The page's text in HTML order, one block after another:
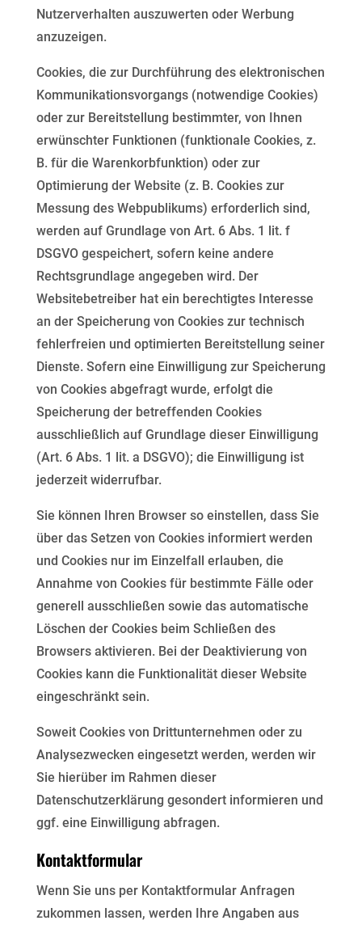
Nutzerverhalten auszuwerten oder Werbung
anzuzeigen.
Cookies, die zur Durchführung des elektronischen
Kommunikationsvorgangs (notwendige Cookies)
oder zur Bereitstellung bestimmter, von Ihnen
erwünschter Funktionen (funktionale Cookies, z.
B. für die Warenkorbfunktion) oder zur
Optimierung der Website (z. B. Cookies zur
Messung des Webpublikums) erforderlich sind,
werden auf Grundlage von Art. 6 Abs. 1 lit. f
DSGVO gespeichert, sofern keine andere
Rechtsgrundlage angegeben wird. Der
Websitebetreiber hat ein berechtigtes Interesse
an der Speicherung von Cookies zur technisch
fehlerfreien und optimierten Bereitstellung seiner
Dienste. Sofern eine Einwilligung zur Speicherung
von Cookies abgefragt wurde, erfolgt die
Speicherung der betreffenden Cookies
ausschließlich auf Grundlage dieser Einwilligung
(Art. 6 Abs. 1 lit. a DSGVO); die Einwilligung ist
jederzeit widerrufbar.
Sie können Ihren Browser so einstellen, dass Sie
über das Setzen von Cookies informiert werden
und Cookies nur im Einzelfall erlauben, die
Annahme von Cookies für bestimmte Fälle oder
generell ausschließen sowie das automatische
Löschen der Cookies beim Schließen des
Browsers aktivieren. Bei der Deaktivierung von
Cookies kann die Funktionalität dieser Website
eingeschränkt sein.
Soweit Cookies von Drittunternehmen oder zu
Analysezwecken eingesetzt werden, werden wir
Sie hierüber im Rahmen dieser
Datenschutzerklärung gesondert informieren und
ggf. eine Einwilligung abfragen.
Kontaktformular
Wenn Sie uns per Kontaktformular Anfragen
zukommen lassen, werden Ihre Angaben aus